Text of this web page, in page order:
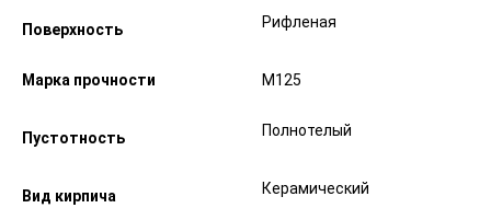
Поверхность Рифленая
Марка прочности М125
Пустотность Полнотелый
Вид кирпича Керамический